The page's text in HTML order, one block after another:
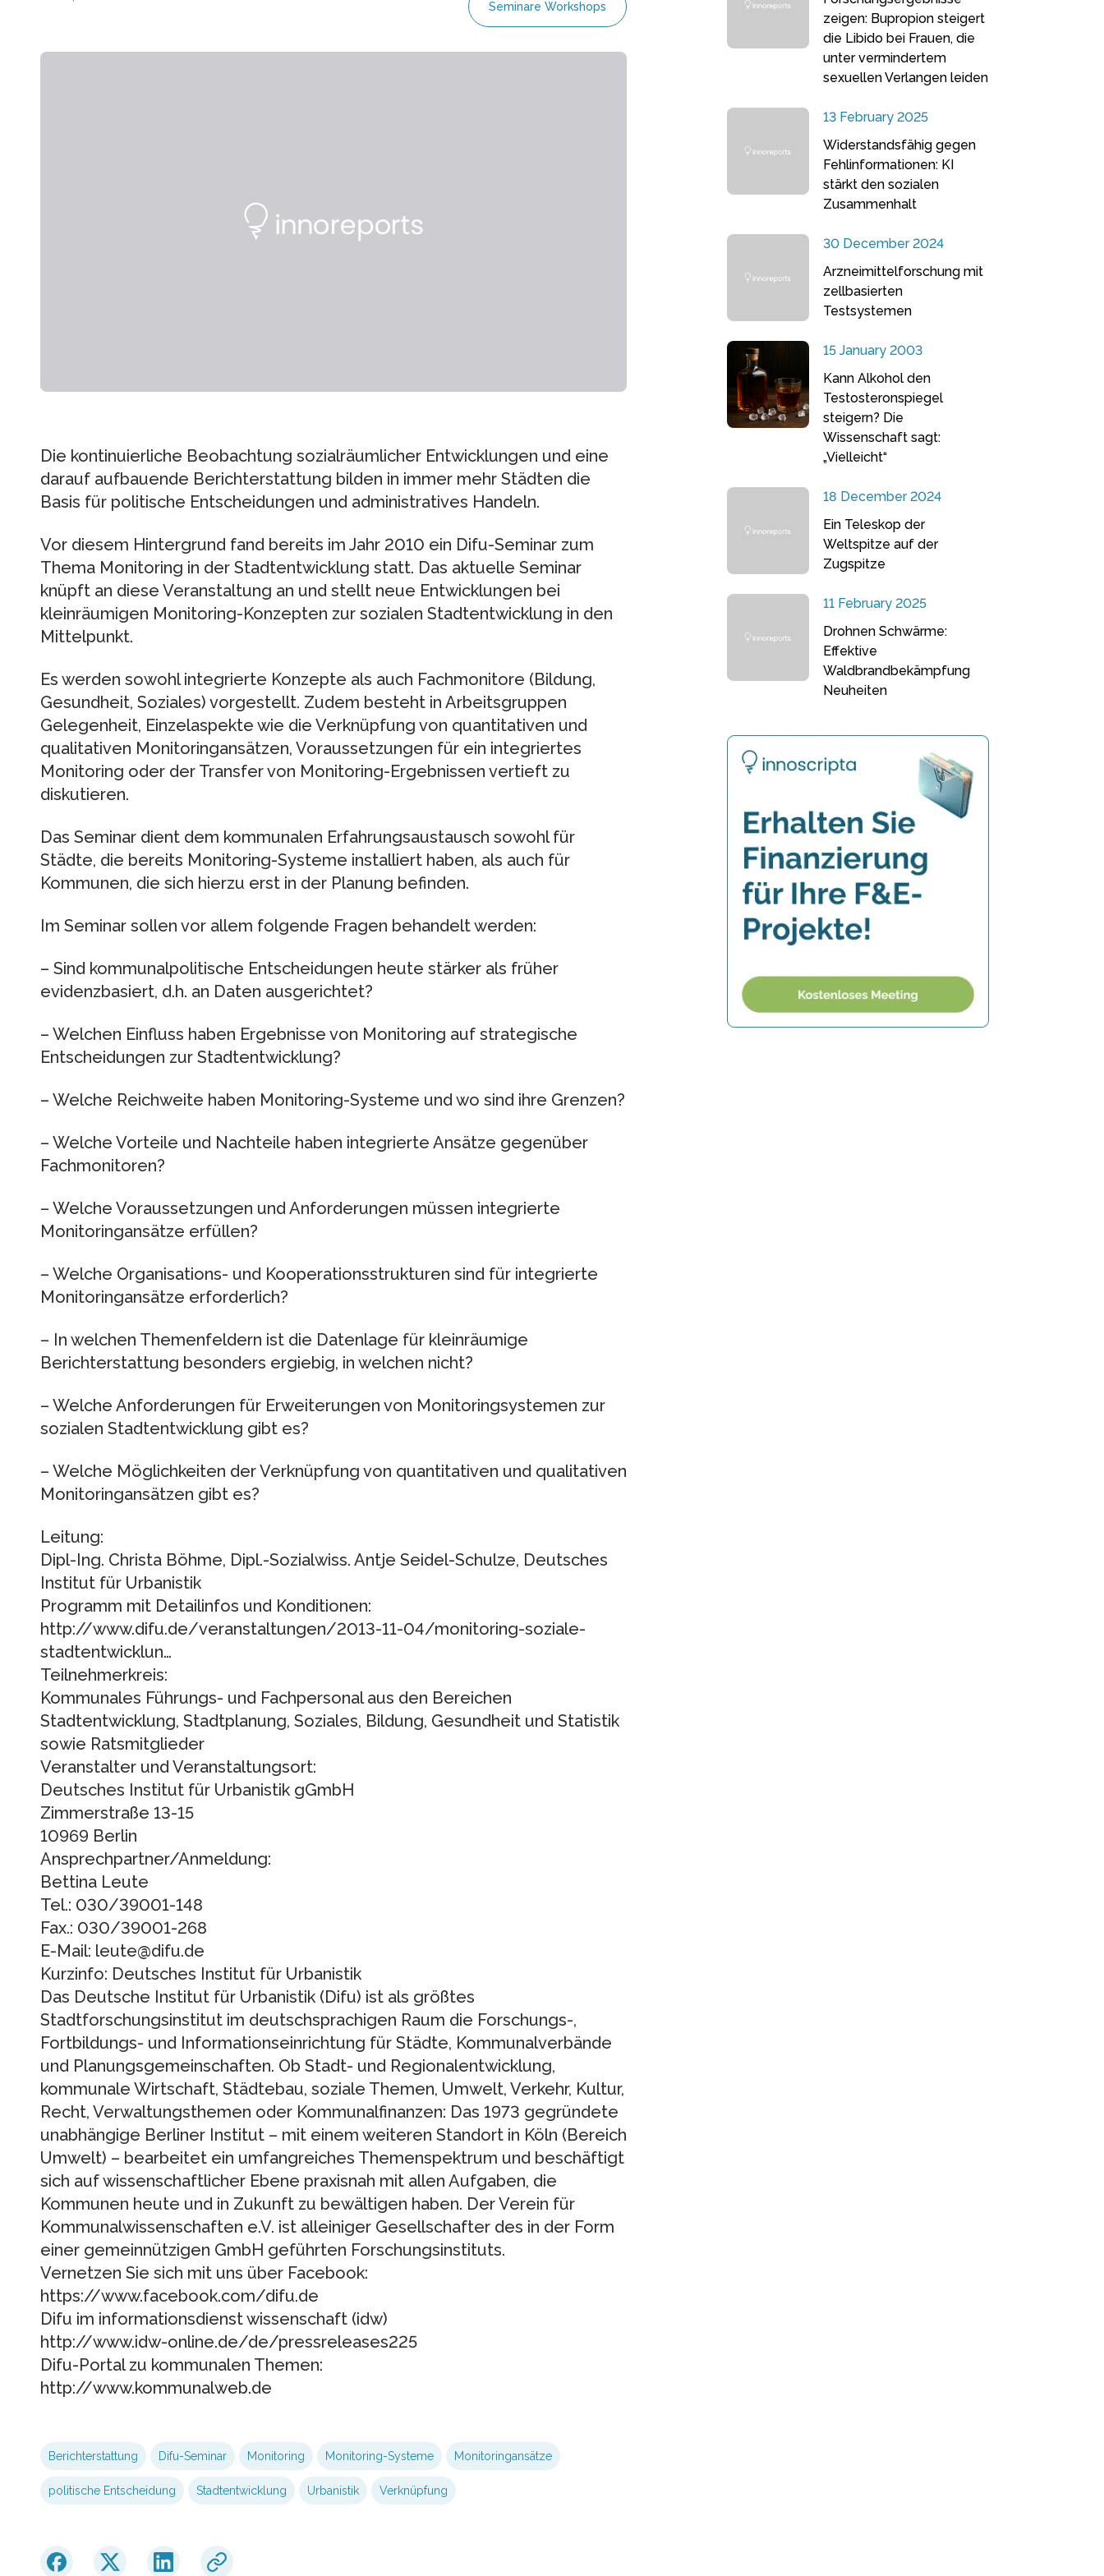
Seminare Workshops
Die kontinuierliche Beobachtung sozialräumlicher Entwicklungen und eine
darauf aufbauende Berichterstattung bilden in immer mehr Städten die
Basis für politische Entscheidungen und administratives Handeln.
Vor diesem Hintergrund fand bereits im Jahr 2010 ein Difu-Seminar zum
Thema Monitoring in der Stadtentwicklung statt. Das aktuelle Seminar
knüpft an diese Veranstaltung an und stellt neue Entwicklungen bei
kleinräumigen Monitoring-Konzepten zur sozialen Stadtentwicklung in den
Mittelpunkt.
Es werden sowohl integrierte Konzepte als auch Fachmonitore (Bildung,
Gesundheit, Soziales) vorgestellt. Zudem besteht in Arbeitsgruppen
Gelegenheit, Einzelaspekte wie die Verknüpfung von quantitativen und
qualitativen Monitoringansätzen, Voraussetzungen für ein integriertes
Monitoring oder der Transfer von Monitoring-Ergebnissen vertieft zu
diskutieren.
Das Seminar dient dem kommunalen Erfahrungsaustausch sowohl für
Städte, die bereits Monitoring-Systeme installiert haben, als auch für
Kommunen, die sich hierzu erst in der Planung befinden.
Im Seminar sollen vor allem folgende Fragen behandelt werden:
– Sind kommunalpolitische Entscheidungen heute stärker als früher
evidenzbasiert, d.h. an Daten ausgerichtet?
– Welchen Einfluss haben Ergebnisse von Monitoring auf strategische
Entscheidungen zur Stadtentwicklung?
– Welche Reichweite haben Monitoring-Systeme und wo sind ihre Grenzen?
– Welche Vorteile und Nachteile haben integrierte Ansätze gegenüber
Fachmonitoren?
– Welche Voraussetzungen und Anforderungen müssen integrierte
Monitoringansätze erfüllen?
– Welche Organisations- und Kooperationsstrukturen sind für integrierte
Monitoringansätze erforderlich?
– In welchen Themenfeldern ist die Datenlage für kleinräumige
Berichterstattung besonders ergiebig, in welchen nicht?
– Welche Anforderungen für Erweiterungen von Monitoringsystemen zur
sozialen Stadtentwicklung gibt es?
– Welche Möglichkeiten der Verknüpfung von quantitativen und qualitativen
Monitoringansätzen gibt es?
Leitung:
Dipl-Ing. Christa Böhme, Dipl.-Sozialwiss. Antje Seidel-Schulze, Deutsches
Institut für Urbanistik
Programm mit Detailinfos und Konditionen:
http://www.difu.de/veranstaltungen/2013-11-04/monitoring-soziale-
stadtentwicklun…
Teilnehmerkreis:
Kommunales Führungs- und Fachpersonal aus den Bereichen
Stadtentwicklung, Stadtplanung, Soziales, Bildung, Gesundheit und Statistik
sowie Ratsmitglieder
Veranstalter und Veranstaltungsort:
Deutsches Institut für Urbanistik gGmbH
Zimmerstraße 13-15
10969 Berlin
Ansprechpartner/Anmeldung:
Bettina Leute
Tel.: 030/39001-148
Fax.: 030/39001-268
E-Mail: leute@difu.de
Kurzinfo: Deutsches Institut für Urbanistik
Das Deutsche Institut für Urbanistik (Difu) ist als größtes
Stadtforschungsinstitut im deutschsprachigen Raum die Forschungs-,
Fortbildungs- und Informationseinrichtung für Städte, Kommunalverbände
und Planungsgemeinschaften. Ob Stadt- und Regionalentwicklung,
kommunale Wirtschaft, Städtebau, soziale Themen, Umwelt, Verkehr, Kultur,
Recht, Verwaltungsthemen oder Kommunalfinanzen: Das 1973 gegründete
unabhängige Berliner Institut – mit einem weiteren Standort in Köln (Bereich
Umwelt) – bearbeitet ein umfangreiches Themenspektrum und beschäftigt
sich auf wissenschaftlicher Ebene praxisnah mit allen Aufgaben, die
Kommunen heute und in Zukunft zu bewältigen haben. Der Verein für
Kommunalwissenschaften e.V. ist alleiniger Gesellschafter des in der Form
einer gemeinnützigen GmbH geführten Forschungsinstituts.
Vernetzen Sie sich mit uns über Facebook:
https://www.facebook.com/difu.de
Difu im informationsdienst wissenschaft (idw)
http://www.idw-online.de/de/pressreleases225
Difu-Portal zu kommunalen Themen:
http://www.kommunalweb.de
Berichterstattung Difu-Seminar Monitoring Monitoring-Systeme Monitoringansätze
politische Entscheidung Stadtentwicklung Urbanistik Verknüpfung
zeigen: Bupropion steigert
die Libido bei Frauen, die
unter vermindertem
sexuellen Verlangen leiden
13 February 2025
Widerstandsfähig gegen
Fehlinformationen: KI
stärkt den sozialen
Zusammenhalt
30 December 2024
Arzneimittelforschung mit
zellbasierten
Testsystemen
15 January 2003
Kann Alkohol den
Testosteronspiegel
steigern? Die
Wissenschaft sagt:
„Vielleicht“
18 December 2024
Ein Teleskop der
Weltspitze auf der
Zugspitze
11 February 2025
Drohnen Schwärme:
Effektive
Waldbrandbekämpfung
Neuheiten